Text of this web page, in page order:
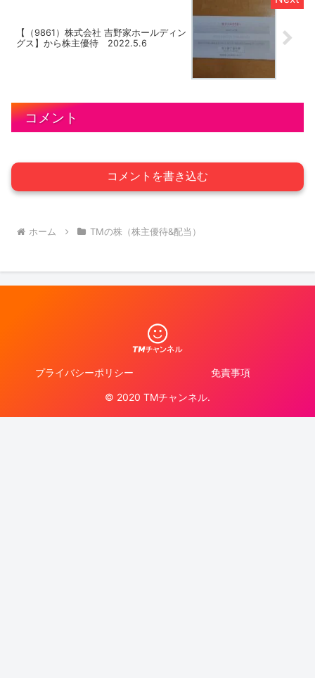
【（9861）株式会社 吉野家ホールディン
グス】から株主優待 2022.5.6
コメント
コメントを書き込む
ホーム TMの株（株主優待&配当）
プライバシーポリシー 免責事項
© 2020 TMチャンネル.